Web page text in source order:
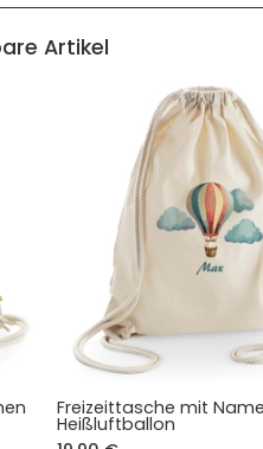
Artikel
Freizeittasche mit
Heißluftballon